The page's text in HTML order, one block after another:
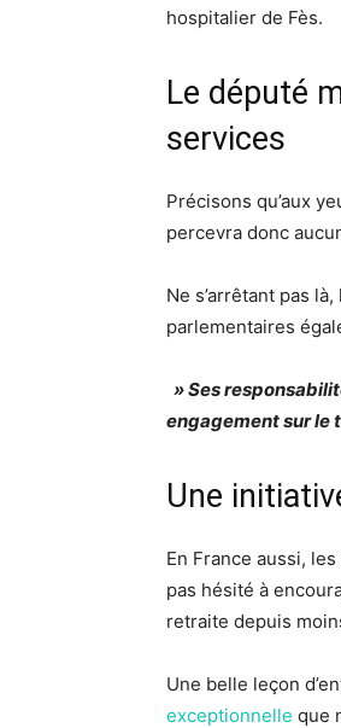
hospitalier de Fès.
Le député
services
Précisons qu’aux
percevra donc
Ne s’arrêtant pas
parlementaires
» Ses
engagement sur le
Une
En France aussi,
pas hésité à
retraite depuis
Une belle leçon
exceptionnelle que